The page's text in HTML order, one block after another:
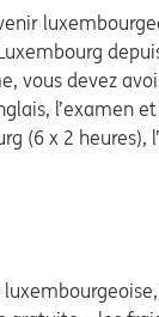
vous devez
l’examen
(6 x 2 heures),